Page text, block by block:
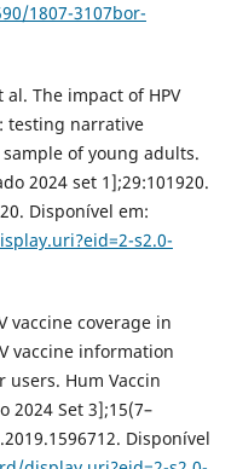
1807-3107bor-
al. The impact of HPV
testing narrative
of young adults.
2024 set 1];29:101920.
Disponível em:
s2.0-
vaccine coverage in
vaccine information
Hum Vaccin
Set 3];15(7–
Disponível